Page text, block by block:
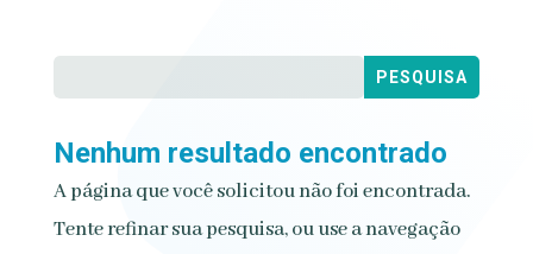
Nenhum resultado encontrado
A página que você solicitou não foi encontrada.
Tente refinar sua pesquisa, ou use a navegação